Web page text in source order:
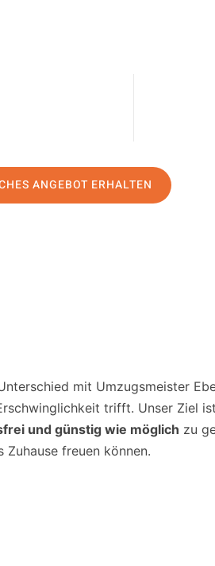
ANGEBOT ERHALTEN
mit Umzugsmeister
trifft. Unser Ziel
und günstig wie möglich zu
Zuhause freuen können.